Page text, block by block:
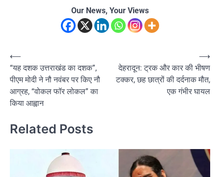
Our News, Your Views
Post
navigation
⟵
“यह दशक उत्तराखंड का दशक”,
पीएम मोदी ने नौ नवंबर पर किए नौ
आग्रह, “वोकल फॉर लोकल” का
किया आह्वान
देहरादून: ट्रक और कार की भीषण
टक्कर, छह छात्रों की दर्दनाक मौत,
एक गंभीर घायल
⟶
Related Posts